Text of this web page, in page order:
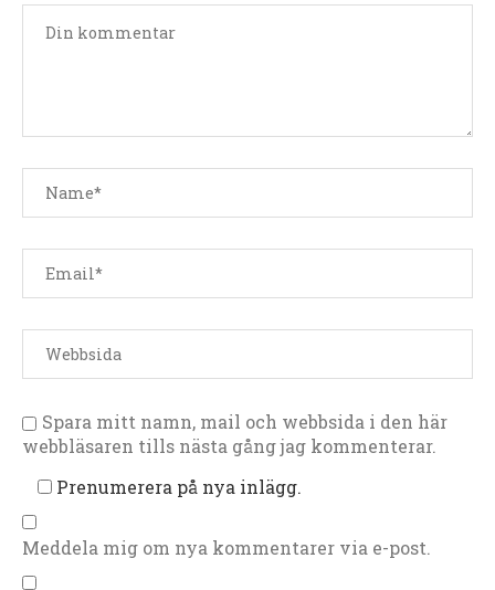
Spara mitt namn, mail och webbsida i den här
webbläsaren tills nästa gång jag kommenterar.
Prenumerera på nya inlägg.
Meddela mig om nya kommentarer via e-post.